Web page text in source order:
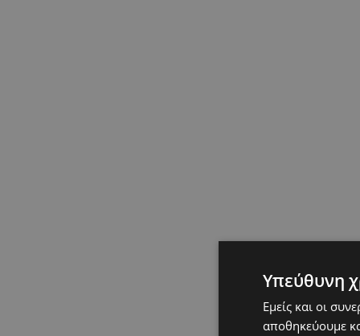
Υπεύθυνη
Εμείς και οι
αποθηκεύουμε